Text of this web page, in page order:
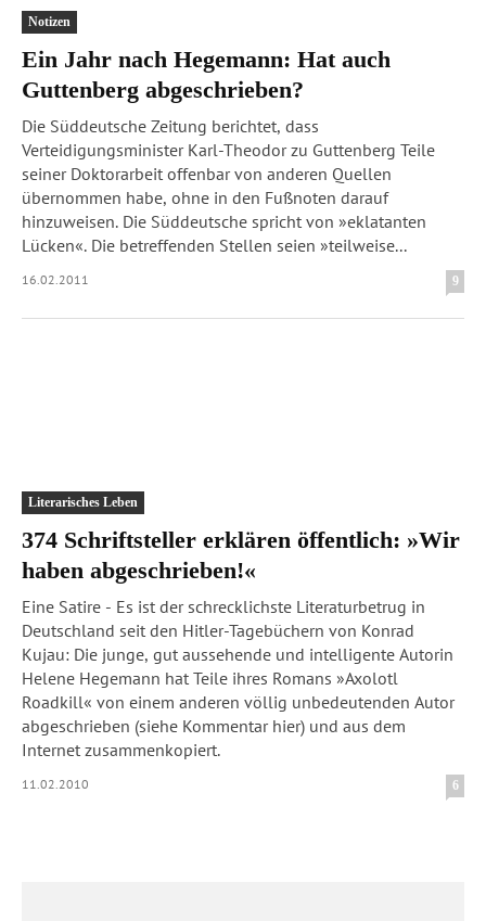
Notizen
Ein Jahr nach Hegemann: Hat auch
Guttenberg abgeschrieben?
Die Süddeutsche Zeitung berichtet, dass
Verteidigungsminister Karl-Theodor zu Guttenberg Teile
seiner Doktorarbeit offenbar von anderen Quellen
übernommen habe, ohne in den Fußnoten darauf
hinzuweisen. Die Süddeutsche spricht von »eklatanten
Lücken«. Die betreffenden Stellen seien »teilweise...
16.02.2011 9
Literarisches Leben
374 Schriftsteller erklären öffentlich: »Wir
haben abgeschrieben!«
Eine Satire - Es ist der schrecklichste Literaturbetrug in
Deutschland seit den Hitler-Tagebüchern von Konrad
Kujau: Die junge, gut aussehende und intelligente Autorin
Helene Hegemann hat Teile ihres Romans »Axolotl
Roadkill« von einem anderen völlig unbedeutenden Autor
abgeschrieben (siehe Kommentar hier) und aus dem
Internet zusammenkopiert.
11.02.2010 6